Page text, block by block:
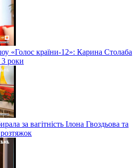
«Голос країни-12»: Карина Столаба
роки
за вагітність Ілона Гвоздьова та